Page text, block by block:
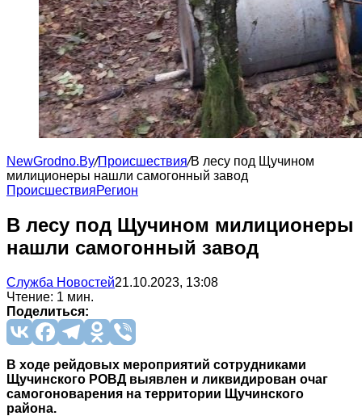
NewGrodno.By/Происшествия/В лесу под Щучином
милиционеры нашли самогонный завод
ПроисшествияРегион
В лесу под Щучином милиционеры
нашли самогонный завод
Служба Новостей21.10.2023, 13:08
Чтение: 1 мин.
Поделиться:
В ходе рейдовых мероприятий сотрудниками
Щучинского РОВД выявлен и ликвидирован очаг
самогоноварения на территории Щучинского
района.